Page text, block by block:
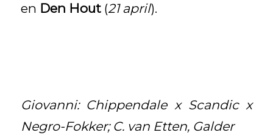
en Den Hout(21 april).
Giovanni: Chippendale x Scandic x
Negro-Fokker; C. van Etten, Galder